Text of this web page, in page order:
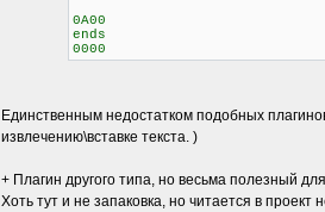
0A00
ends
0000
Единственным недостатком подобных
извлечению\вставке текста. )
+ Плагин другого типа, но весьма полезный
Хоть тут и не запаковка, но читается в проект